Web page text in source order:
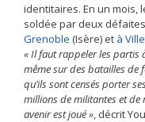
identitaires. En un mois,
soldée par deux
Grenoble (Isère) et à
« Il faut rappeler les partis
même sur des batailles de
qu’ils sont censés porter
millions de militantes et de
avenir est joué », décrit